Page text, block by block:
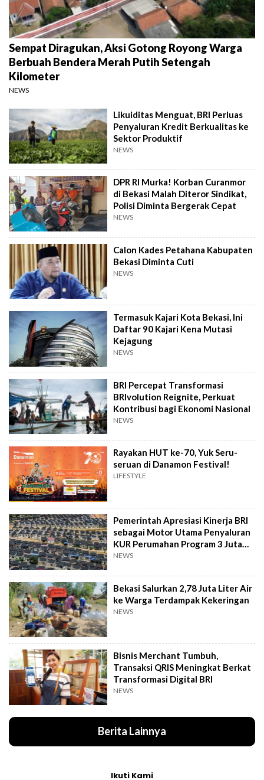
Sempat Diragukan, Aksi Gotong Royong Warga
Berbuah Bendera Merah Putih Setengah
Kilometer
NEWS
Likuiditas Menguat, BRI Perluas
Penyaluran Kredit Berkualitas ke
Sektor Produktif
NEWS
DPR RI Murka! Korban Curanmor
di Bekasi Malah Diteror Sindikat,
Polisi Diminta Bergerak Cepat
NEWS
Calon Kades Petahana Kabupaten
Bekasi Diminta Cuti
NEWS
Termasuk Kajari Kota Bekasi, Ini
Daftar 90 Kajari Kena Mutasi
Kejagung
NEWS
BRI Percepat Transformasi
BRIvolution Reignite, Perkuat
Kontribusi bagi Ekonomi Nasional
NEWS
Rayakan HUT ke-70, Yuk Seru-
seruan di Danamon Festival!
LIFESTYLE
Pemerintah Apresiasi Kinerja BRI
sebagai Motor Utama Penyaluran
KUR Perumahan Program 3 Juta
Rumah
NEWS
Bekasi Salurkan 2,78 Juta Liter Air
ke Warga Terdampak Kekeringan
NEWS
Bisnis Merchant Tumbuh,
Transaksi QRIS Meningkat Berkat
Transformasi Digital BRI
NEWS
Berita Lainnya
Ikuti Kami